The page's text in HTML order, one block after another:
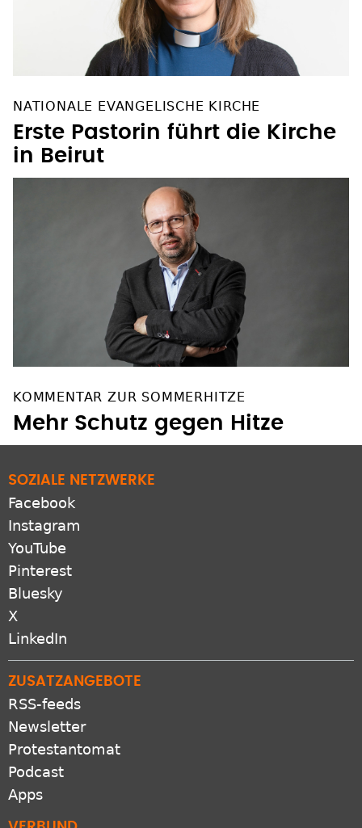
NATIONALE EVANGELISCHE KIRCHE
Erste Pastorin führt die Kirche
in Beirut
KOMMENTAR ZUR SOMMERHITZE
Mehr Schutz gegen Hitze
SOZIALE NETZWERKE
Facebook
Instagram
YouTube
Pinterest
Bluesky
X
LinkedIn
ZUSATZANGEBOTE
RSS-feeds
Newsletter
Protestantomat
Podcast
Apps